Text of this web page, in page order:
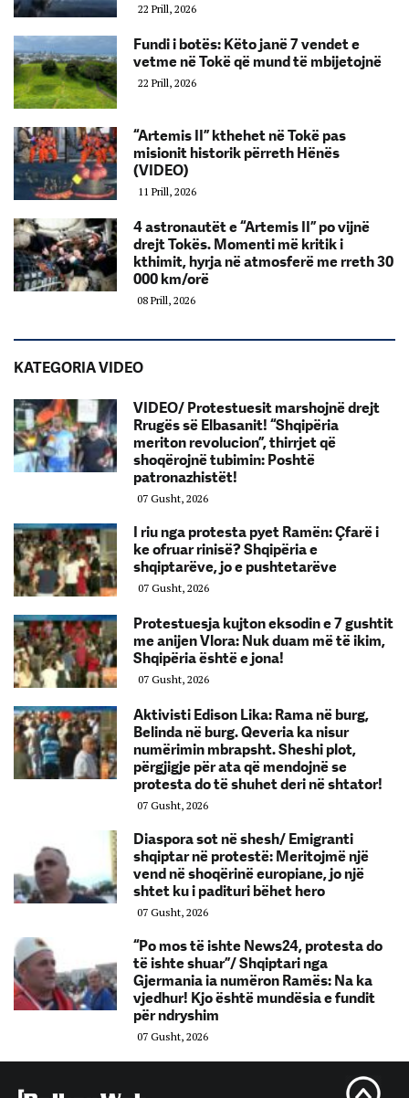
22 Prill, 2026
Fundi i botës: Këto janë 7 vendet e
vetme në Tokë që mund të mbijetojnë
22 Prill, 2026
“Artemis II” kthehet në Tokë pas
misionit historik përreth Hënës
(VIDEO)
11 Prill, 2026
4 astronautët e “Artemis II” po vijnë
drejt Tokës. Momenti më kritik i
kthimit, hyrja në atmosferë me rreth 30
000 km/orë
08 Prill, 2026
KATEGORIA VIDEO
VIDEO/ Protestuesit marshojnë drejt
Rrugës së Elbasanit! “Shqipëria
meriton revolucion”, thirrjet që
shoqërojnë tubimin: Poshtë
patronazhistët!
07 Gusht, 2026
I riu nga protesta pyet Ramën: Çfarë i
ke ofruar rinisë? Shqipëria e
shqiptarëve, jo e pushtetarëve
07 Gusht, 2026
Protestuesja kujton eksodin e 7 gushtit
me anijen Vlora: Nuk duam më të ikim,
Shqipëria është e jona!
07 Gusht, 2026
Aktivisti Edison Lika: Rama në burg,
Belinda në burg. Qeveria ka nisur
numërimin mbrapsht. Sheshi plot,
përgjigje për ata që mendojnë se
protesta do të shuhet deri në shtator!
07 Gusht, 2026
Diaspora sot në shesh/ Emigranti
shqiptar në protestë: Meritojmë një
vend në shoqërinë europiane, jo një
shtet ku i padituri bëhet hero
07 Gusht, 2026
“Po mos të ishte News24, protesta do
të ishte shuar”/ Shqiptari nga
Gjermania ia numëron Ramës: Na ka
vjedhur! Kjo është mundësia e fundit
për ndryshim
07 Gusht, 2026